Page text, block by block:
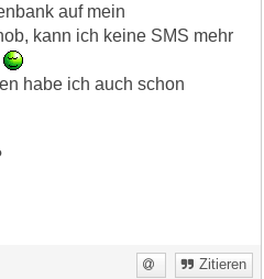
auf mein
kann ich keine SMS mehr
habe ich auch schon
Zitieren